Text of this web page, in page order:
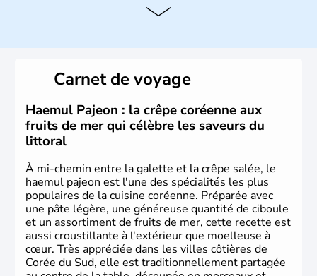
Histoire et administration
christianisme et le bouddhisme en sont les deux
principales religions. Ce pays partage sa culture avec la
Corée du Nord. Les Jeux Olympiques s’y sont déroulés en
1988, de même que la Coupe du Monde de football en
2002, en collaboration avec le Japon.
Carnet de voyage
Haemul Pajeon : la crêpe coréenne aux
fruits de mer qui célèbre les saveurs du
littoral
À mi-chemin entre la galette et la crêpe salée, le
haemul pajeon est l'une des spécialités les plus
populaires de la cuisine coréenne. Préparée avec
une pâte légère, une généreuse quantité de ciboule
et un assortiment de fruits de mer, cette recette est
aussi croustillante à l'extérieur que moelleuse à
cœur. Très appréciée dans les villes côtières de
Corée du Sud, elle est traditionnellement partagée